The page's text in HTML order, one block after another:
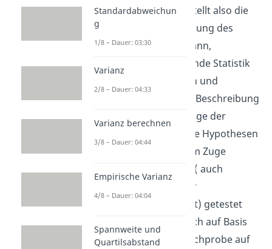
beschreibende Statistik stellt also die
Frage, wie man die Verteilung des
Merkmals beschreiben kann,
wohingegen die erkundende Statistik
nach Unregelmäßigkeiten und
Besonderheiten in dieser Beschreibung
sucht. So kann man im Zuge der
explorativen Statistik neue Hypothesen
aufstellen, welche dann im Zuge
( auch
interefielle Statistik
oder
Inferenzstatistik
genannt) getestet
werden. So soll letztendlich auf Basis
des Datensatzes einer Stichprobe auf
Standardabweichun
g
1/8 – Dauer: 03:30
Varianz
2/8 – Dauer: 04:33
Varianz berechnen
3/8 – Dauer: 04:44
Empirische Varianz
4/8 – Dauer: 04:04
Spannweite und
Quartilsabstand